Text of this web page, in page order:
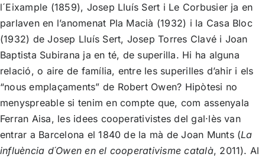
l´Eixample (1859), Josep Lluís Sert i Le Corbusier ja en
parlaven en l’anomenat Pla Macià (1932) i la Casa Bloc
(1932) de Josep Lluís Sert, Josep Torres Clavé i Joan
Baptista Subirana ja en té, de superilla. Hi ha alguna
relació, o aire de família, entre les superilles d’ahir i els
“nous emplaçaments” de Robert Owen? Hipòtesi no
menyspreable si tenim en compte que, com assenyala
Ferran Aisa, les idees cooperativistes del gal·lès van
entrar a Barcelona el 1840 de la mà de Joan Munts (La
influència d´Owen en el cooperativisme català, 2011). Al